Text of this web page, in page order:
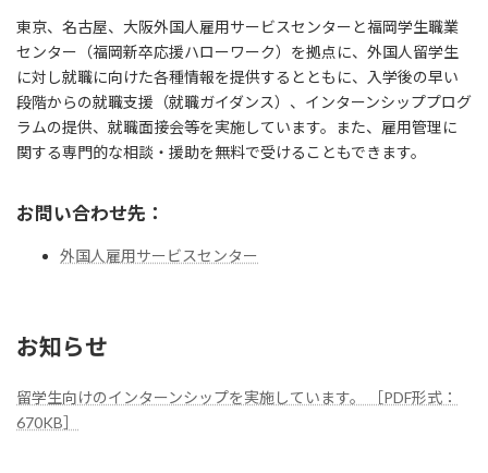
東京、名古屋、大阪外国人雇用サービスセンターと福岡学生職業
センター（福岡新卒応援ハローワーク）を拠点に、外国人留学生
に対し就職に向けた各種情報を提供するとともに、入学後の早い
段階からの就職支援（就職ガイダンス）、インターンシッププログ
ラムの提供、就職面接会等を実施しています。また、雇用管理に
関する専門的な相談・援助を無料で受けることもできます。
お問い合わせ先：
外国人雇用サービスセンター
お知らせ
留学生向けのインターンシップを実施しています。 ［PDF形式：
670KB］